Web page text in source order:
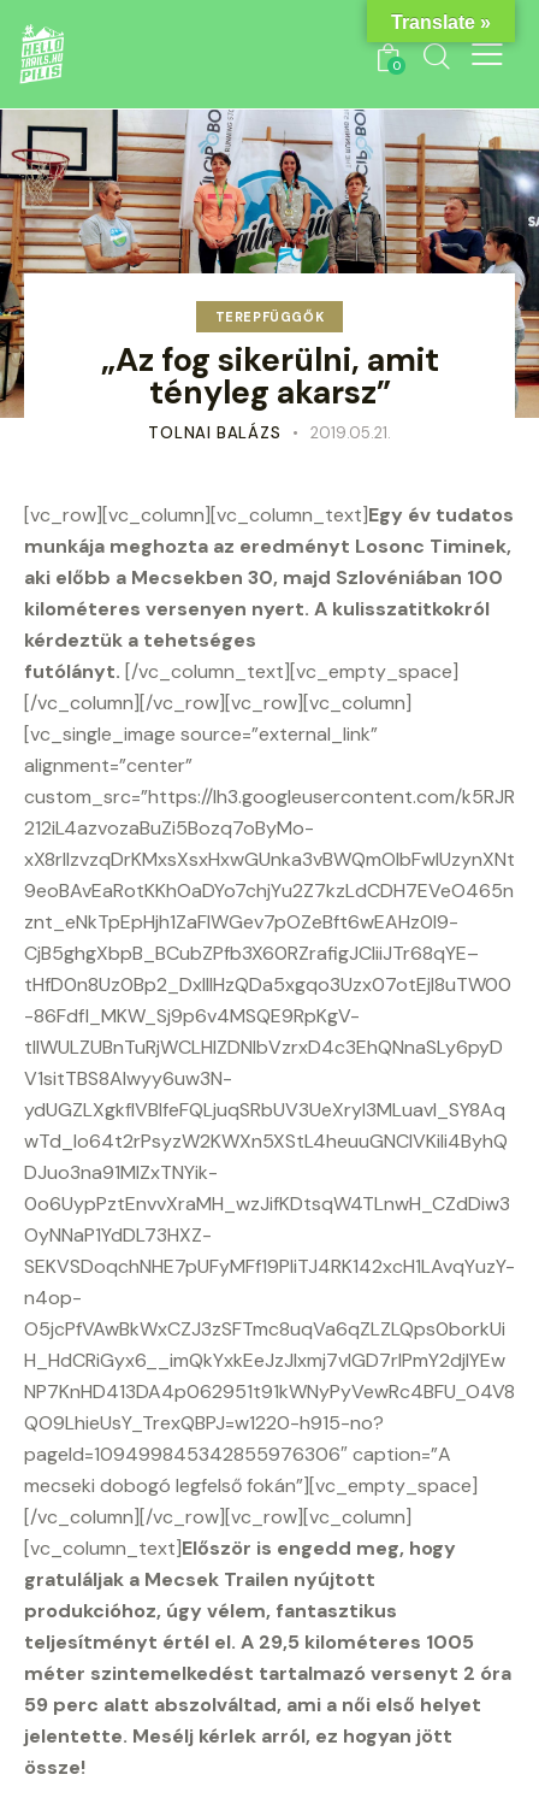
0
TEREPFÜGGŐK
„Az fog sikerülni, amit
tényleg akarsz”
TOLNAI BALÁZS 2019.05.21.
[vc_row][vc_column][vc_column_text]Egy év tudatos
munkája meghozta az eredményt Losonc Timinek,
aki előbb a Mecsekben 30, majd Szlovéniában 100
kilométeres versenyen nyert. A kulisszatitkokról
kérdeztük a tehetséges
futólányt. [/vc_column_text][vc_empty_space]
[/vc_column][/vc_row][vc_row][vc_column]
[vc_single_image source=”external_link”
alignment=”center”
custom_src=”https://lh3.googleusercontent.com/k5RJR
212iL4azvozaBuZi5Bozq7oByMo-
xX8rllzvzqDrKMxsXsxHxwGUnka3vBWQmOlbFwlUzynXNt
9eoBAvEaRotKKhOaDYo7chjYu2Z7kzLdCDH7EVeO465n
znt_eNkTpEpHjh1ZaFlWGev7pOZeBft6wEAHz0I9-
CjB5ghgXbpB_BCubZPfb3X60RZrafigJCliiJTr68qYE–
tHfD0n8Uz0Bp2_DxIlIHzQDa5xgqo3Uzx07otEjl8uTW00
-86Fdfl_MKW_Sj9p6v4MSQE9RpKgV-
tIlWULZUBnTuRjWCLHIZDNIbVzrxD4c3EhQNnaSLy6pyD
V1sitTBS8AIwyy6uw3N-
ydUGZLXgkfIVBIfeFQLjuqSRbUV3UeXryl3MLuavl_SY8Aq
wTd_lo64t2rPsyzW2KWXn5XStL4heuuGNCIVKiIi4ByhQ
DJuo3na91MIZxTNYik-
0o6UypPztEnvvXraMH_wzJifKDtsqW4TLnwH_CZdDiw3
OyNNaP1YdDL73HXZ-
SEKVSDoqchNHE7pUFyMFf19PIiTJ4RK142xcH1LAvqYuzY-
n4op-
O5jcPfVAwBkWxCZJ3zSFTmc8uqVa6qZLZLQps0borkUi
H_HdCRiGyx6__imQkYxkEeJzJIxmj7vlGD7rIPmY2djIYEw
NP7KnHD413DA4p062951t91kWNyPyVewRc4BFU_O4V8
QO9LhieUsY_TrexQBPJ=w1220-h915-no?
pageId=109499845342855976306″ caption=”A
mecseki dobogó legfelső fokán”][vc_empty_space]
[/vc_column][/vc_row][vc_row][vc_column]
[vc_column_text]Először is engedd meg, hogy
gratuláljak a Mecsek Trailen nyújtott
produkcióhoz, úgy vélem, fantasztikus
teljesítményt értél el. A 29,5 kilométeres 1005
méter szintemelkedést tartalmazó versenyt 2 óra
59 perc alatt abszolváltad, ami a női első helyet
jelentette. Mesélj kérlek arról, ez hogyan jött
össze!
Translate »